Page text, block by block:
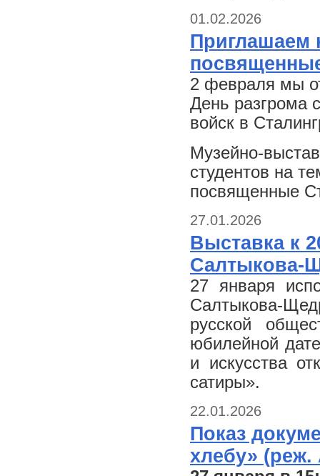
01.02.2026
Приглашаем
2 февраля мы
День разгрома
войск в
Музейно-
студентов на
посвященные
27.01.2026
Выставка к
Салтыкова-
27 января
Салтыкова-
русской
юбилейной
и искусства
сатиры».
22.01.2026
Показ
хлебу»